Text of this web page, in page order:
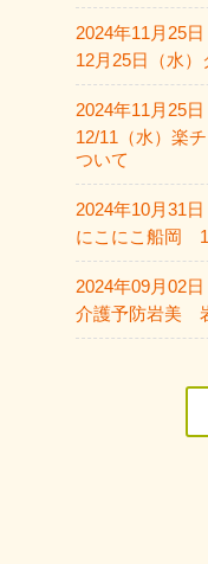
2024年11月25日
12月25日（水
2024年11月25日
12/11（水）楽
ついて
2024年10月31日
にこにこ船岡
2024年09月02日
介護予防岩美